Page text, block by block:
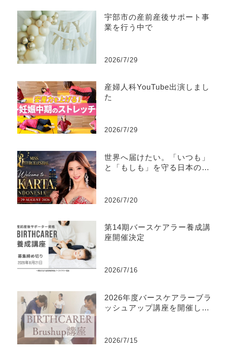
宇部市の産前産後サポート事
業を行う中で
2026/7/29
産婦人科YouTube出演しまし
た
2026/7/29
世界へ届けたい。「いつも」
と「もしも」を守る日本の文
2026/7/20
第14期バースケアラー養成講
座開催決定
2026/7/16
2026年度バースケアラーブラ
ッシュアップ講座を開催しま
2026/7/15